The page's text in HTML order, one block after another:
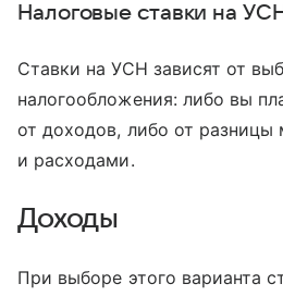
Налоговые ставки на УСН
Ставки на УСН зависят от
налогообложения: либо вы
от доходов, либо от
и расходами.
Доходы
При выборе этого варианта